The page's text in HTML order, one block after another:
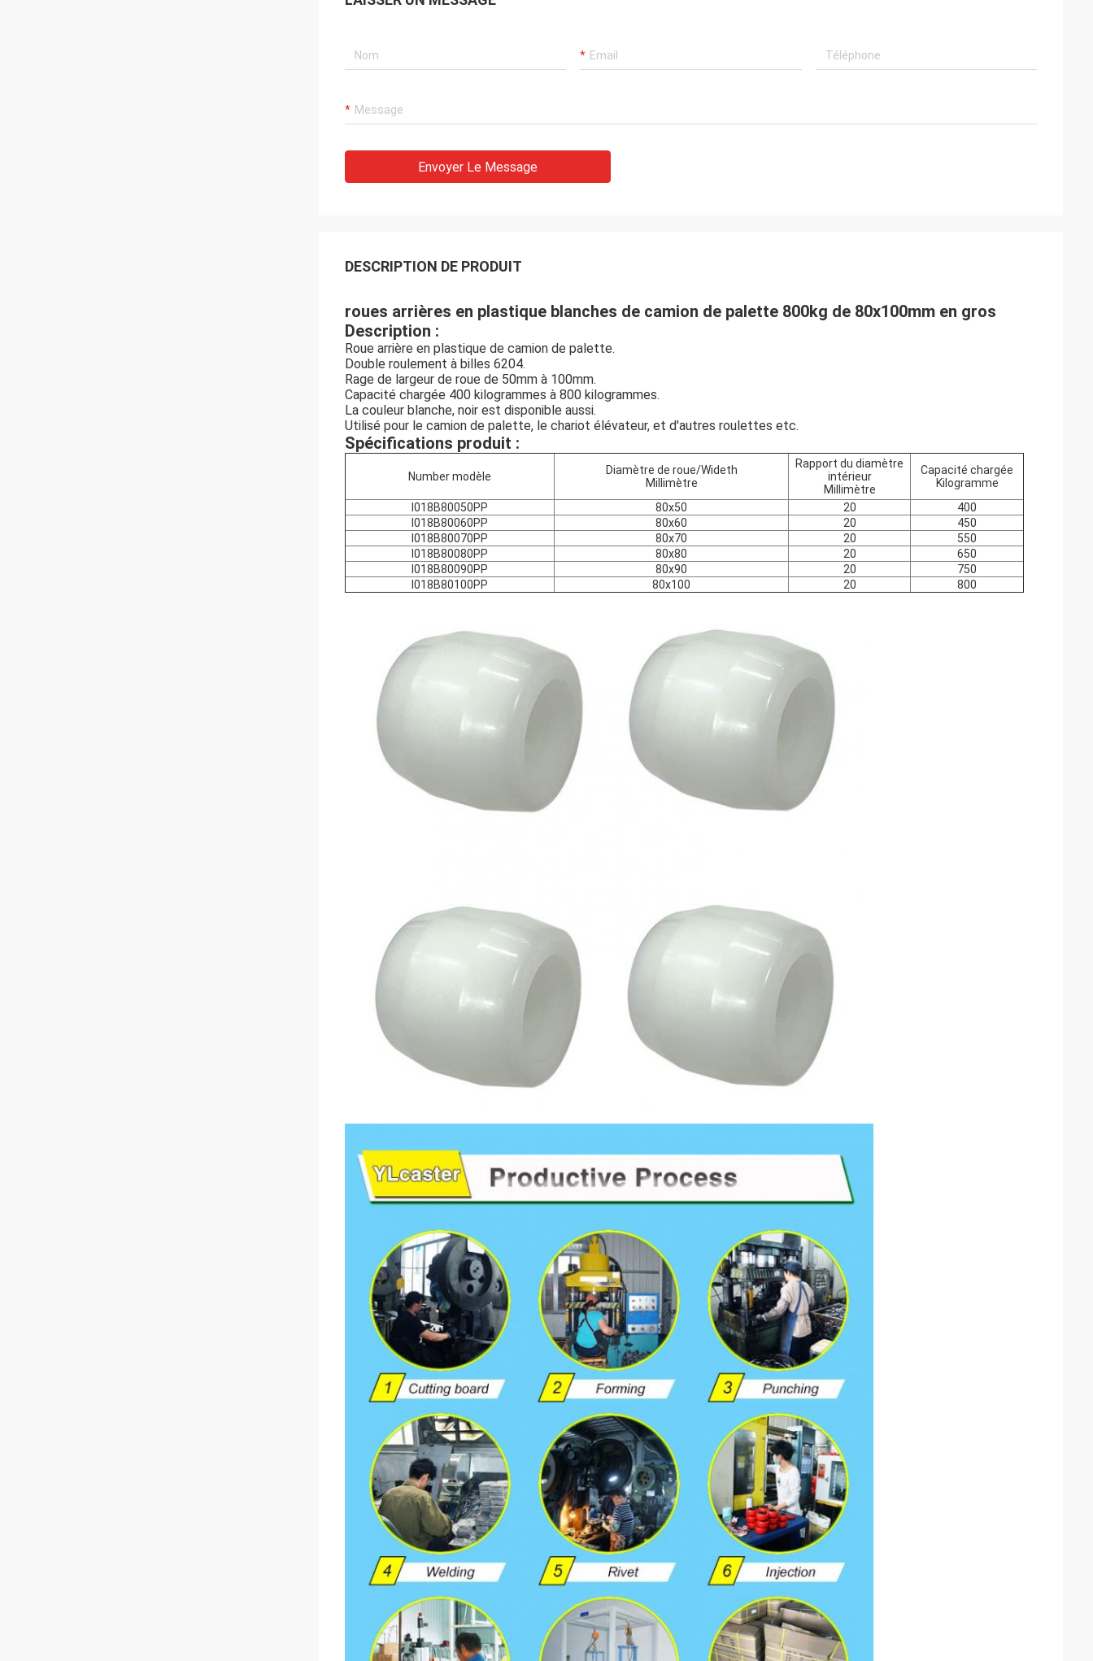
Envoyer Le Message
DESCRIPTION DE PRODUIT
roues arrières en plastique blanches de camion de palette 800kg de 80x100mm en gros
Description :
Roue arrière en plastique de camion de palette.
Double roulement à billes 6204.
Rage de largeur de roue de 50mm à 100mm.
Capacité chargée 400 kilogrammes à 800 kilogrammes.
La couleur blanche, noir est disponible aussi.
Utilisé pour le camion de palette, le chariot élévateur, et d'autres roulettes etc.
Spécifications produit :
Number modèle
Diamètre de roue/Wideth
Millimètre
Rapport du diamètre
intérieur
Millimètre
Capacité chargée
Kilogramme
I018B80050PP
80x50 20
400
I018B80060PP
80x60 20
450
I018B80070PP
80x70 20
550
I018B80080PP
80x80 20
650
I018B80090PP
80x90 20
750
I018B80100PP
80x100 20 800